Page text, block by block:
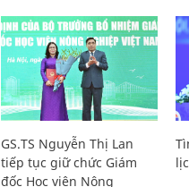
GS.TS Nguyễn Thị Lan
tiếp tục giữ chức Giám
đốc Học viện Nông